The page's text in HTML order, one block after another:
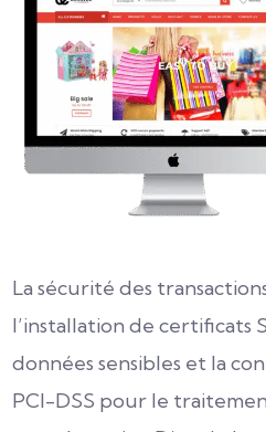
La sécurité des
l’installation de certificats
données sensibles et la
PCI-DSS pour le